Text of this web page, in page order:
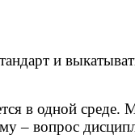
и
в одной среде.
– вопрос